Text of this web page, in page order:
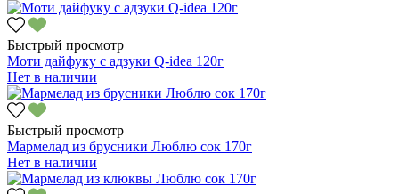
Быстрый просмотр
Моти дайфуку с адзуки Q-idea 120г
Нет в наличии
Быстрый просмотр
Мармелад из брусники Люблю сок 170г
Нет в наличии